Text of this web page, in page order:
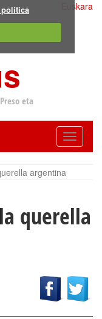
política
eta
Toggle
Euskara
argentina
querella